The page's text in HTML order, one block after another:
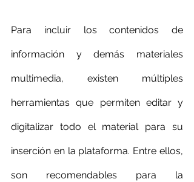
Para incluir los contenidos de
información y demás materiales
multimedia, existen múltiples
herramientas que permiten editar y
digitalizar todo el material para su
inserción en la plataforma. Entre ellos,
son recomendables para la